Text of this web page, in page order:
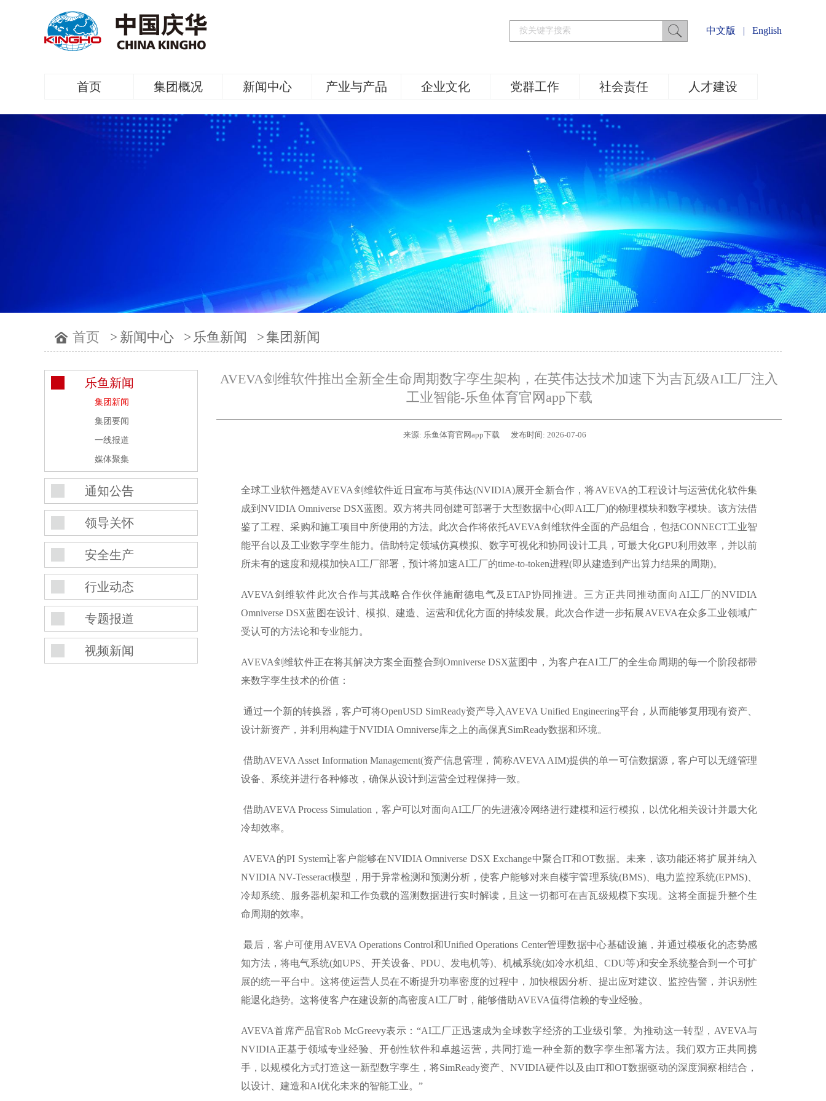
中文版 | English
首页 集团概况 新闻中心 产业与产品 企业文化 党群工作 社会责任 人才建设
首页 > 新闻中心 > 乐鱼新闻 >集团新闻
乐鱼新闻
集团新闻
集团要闻
一线报道
媒体聚集
通知公告
领导关怀
安全生产
行业动态
专题报道
视频新闻
AVEVA剑维软件推出全新全生命周期数字孪生架构，在英伟达技术加速下为吉瓦级AI工厂注入
工业智能-乐鱼体育官网app下载
来源: 乐鱼体育官网app下载 发布时间: 2026-07-06
全球工业软件翘楚AVEVA剑维软件近日宣布与英伟达(NVIDIA)展开全新合作，将AVEVA的工程设计与运营优化软件集
成到NVIDIA Omniverse DSX蓝图。双方将共同创建可部署于大型数据中心(即AI工厂)的物理模块和数字模块。该方法借
鉴了工程、采购和施工项目中所使用的方法。此次合作将依托AVEVA剑维软件全面的产品组合，包括CONNECT工业智
能平台以及工业数字孪生能力。借助特定领域仿真模拟、数字可视化和协同设计工具，可最大化GPU利用效率，并以前
所未有的速度和规模加快AI工厂部署，预计将加速AI工厂的time-to-token进程(即从建造到产出算力结果的周期)。
AVEVA剑维软件此次合作与其战略合作伙伴施耐德电气及ETAP协同推进。三方正共同推动面向AI工厂的NVIDIA
Omniverse DSX蓝图在设计、模拟、建造、运营和优化方面的持续发展。此次合作进一步拓展AVEVA在众多工业领域广
受认可的方法论和专业能力。
AVEVA剑维软件正在将其解决方案全面整合到Omniverse DSX蓝图中，为客户在AI工厂的全生命周期的每一个阶段都带
来数字孪生技术的价值：
 通过一个新的转换器，客户可将OpenUSD SimReady资产导入AVEVA Unified Engineering平台，从而能够复用现有资产、
设计新资产，并利用构建于NVIDIA Omniverse库之上的高保真SimReady数据和环境。
 借助AVEVA Asset Information Management(资产信息管理，简称AVEVA AIM)提供的单一可信数据源，客户可以无缝管理
设备、系统并进行各种修改，确保从设计到运营全过程保持一致。
 借助AVEVA Process Simulation，客户可以对面向AI工厂的先进液冷网络进行建模和运行模拟，以优化相关设计并最大化
冷却效率。
 AVEVA的PI System让客户能够在NVIDIA Omniverse DSX Exchange中聚合IT和OT数据。未来，该功能还将扩展并纳入
NVIDIA NV-Tesseract模型，用于异常检测和预测分析，使客户能够对来自楼宇管理系统(BMS)、电力监控系统(EPMS)、
冷却系统、服务器机架和工作负载的遥测数据进行实时解读，且这一切都可在吉瓦级规模下实现。这将全面提升整个生
命周期的效率。
 最后，客户可使用AVEVA Operations Control和Unified Operations Center管理数据中心基础设施，并通过模板化的态势感
知方法，将电气系统(如UPS、开关设备、PDU、发电机等)、机械系统(如冷水机组、CDU等)和安全系统整合到一个可扩
展的统一平台中。这将使运营人员在不断提升功率密度的过程中，加快根因分析、提出应对建议、监控告警，并识别性
能退化趋势。这将使客户在建设新的高密度AI工厂时，能够借助AVEVA值得信赖的专业经验。
AVEVA首席产品官Rob McGreevy表示：“AI工厂正迅速成为全球数字经济的工业级引擎。为推动这一转型，AVEVA与
NVIDIA正基于领域专业经验、开创性软件和卓越运营，共同打造一种全新的数字孪生部署方法。我们双方正共同携
手，以规模化方式打造这一新型数字孪生，将SimReady资产、NVIDIA硬件以及由IT和OT数据驱动的深度洞察相结合，
以设计、建造和AI优化未来的智能工业。”